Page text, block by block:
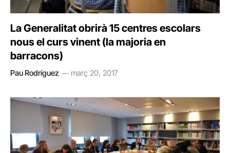
La Generalitat obrirà 15 centres escolars
nous el curs vinent (la majoria en
barracons)
Pau Rodríguez març 20, 2017